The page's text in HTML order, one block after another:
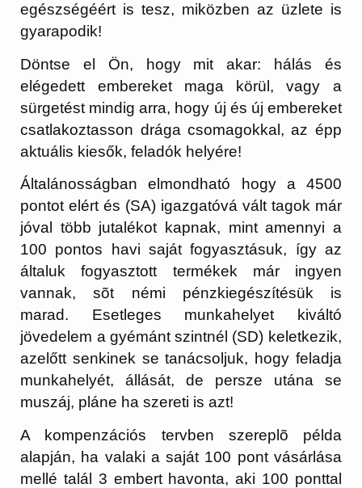
egészségéért is tesz, miközben az üzlete is
gyarapodik!
Döntse el Ön, hogy mit akar: hálás és
elégedett embereket maga körül, vagy a
sürgetést mindig arra, hogy új és új embereket
csatlakoztasson drága csomagokkal, az épp
aktuális kiesők, feladók helyére!
Általánosságban elmondható hogy a 4500
pontot elért és (SA) igazgatóvá vált tagok már
jóval több jutalékot kapnak, mint amennyi a
100 pontos havi saját fogyasztásuk, így az
általuk fogyasztott termékek már ingyen
vannak, sõt némi pénzkiegészítésük is
marad. Esetleges munkahelyet kiváltó
jövedelem a gyémánt szintnél (SD) keletkezik,
azelőtt senkinek se tanácsoljuk, hogy feladja
munkahelyét, állását, de persze utána se
muszáj, pláne ha szereti is azt!
A kompenzációs tervben szereplõ példa
alapján, ha valaki a saját 100 pont vásárlása
mellé talál 3 embert havonta, aki 100 ponttal